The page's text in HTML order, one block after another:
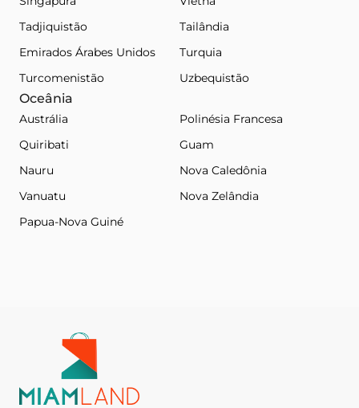
Tadjiquistão
Tailândia
Emirados Árabes Unidos
Turquia
Turcomenistão
Uzbequistão
Oceânia
Austrália
Polinésia Francesa
Quiribati
Guam
Nauru
Nova Caledônia
Vanuatu
Nova Zelândia
Papua-Nova Guiné